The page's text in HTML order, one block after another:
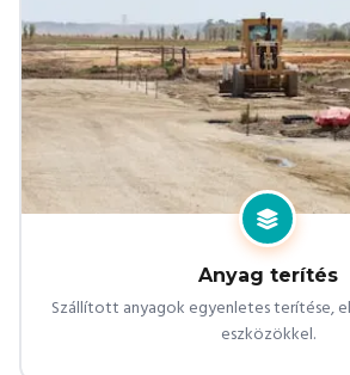
Anyag terítés
Szállított anyagok egyenletes terítése,
eszközökkel.